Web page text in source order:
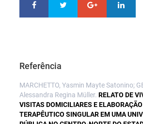
Referência
MARCHETTO, Yasmin Mayte Satonino;
Alessandra Regina Müller. RELATO DE
VISITAS DOMICILIARES E
TERAPÊUTICO SINGULAR EM UMA